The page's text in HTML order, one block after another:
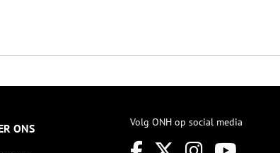
ONS Volg ONH op social media